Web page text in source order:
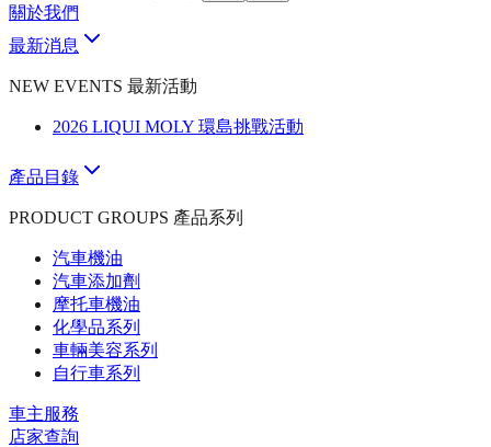
關於我們
最新消息
NEW EVENTS 最新活動
2026 LIQUI MOLY 環島挑戰活動
產品目錄
PRODUCT GROUPS 產品系列
汽車機油
汽車添加劑
摩托車機油
化學品系列
車輛美容系列
自行車系列
車主服務
店家查詢